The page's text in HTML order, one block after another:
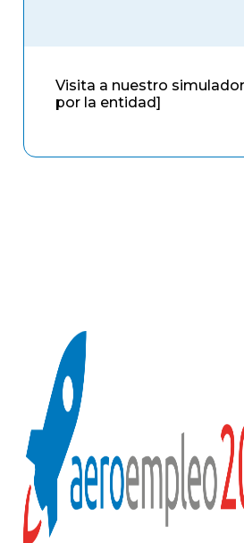
Visita a nuestro
por la entidad]